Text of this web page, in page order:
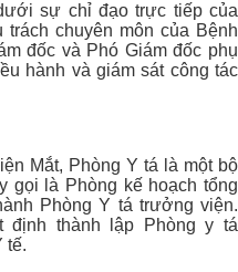
sự chỉ đạo trực tiếp của
chuyên môn của Bệnh
đốc và Phó Giám đốc phụ
hành và giám sát công tác
Mắt, Phòng Y tá là một bộ
gọi là Phòng kế hoạch tổng
Phòng Y tá trưởng viện.
định thành lập Phòng y tá
tế.